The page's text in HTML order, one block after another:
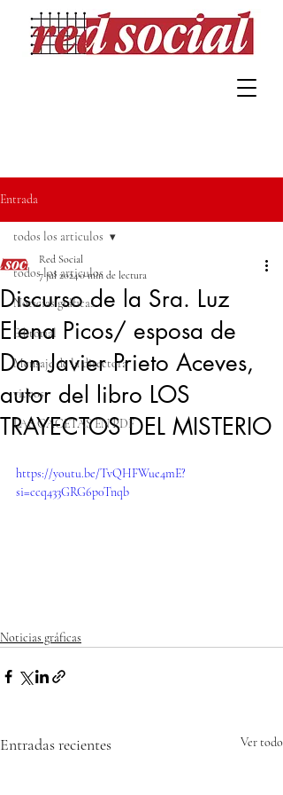
Entrada
todos los articulos
Noticias gráficas
Editorial
Mensaje de la directora
videos
LAS GACETAS EN PDF
todos los articulos
Discurso de la Sra. Luz
Elena Picos/ esposa de
Don Javier Prieto Aceves,
autor del libro LOS
TRAYECTOS DEL MISTERIO
Red Social
7 jul 20240 min de lectura
https://youtu.be/TvQHFWue4mE?
si=ccq433GRG6p0Tnqb
Noticias gráficas
Entradas recientes Ver todo